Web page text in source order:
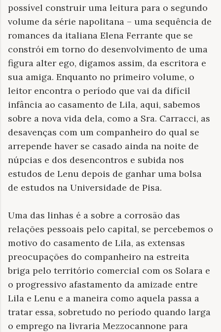
possível construir uma leitura para o segundo
volume da série napolitana – uma sequência de
romances da italiana Elena Ferrante que se
constrói em torno do desenvolvimento de uma
figura alter ego, digamos assim, da escritora e
sua amiga. Enquanto no primeiro volume, o
leitor encontra o período que vai da difícil
infância ao casamento de Lila, aqui, sabemos
sobre a nova vida dela, como a Sra. Carracci, as
desavenças com um companheiro do qual se
arrepende haver se casado ainda na noite de
núpcias e dos desencontros e subida nos
estudos de Lenu depois de ganhar uma bolsa
de estudos na Universidade de Pisa.
Uma das linhas é a sobre a corrosão das
relações pessoais pelo capital, se percebemos o
motivo do casamento de Lila, as extensas
preocupações do companheiro na estreita
briga pelo território comercial com os Solara e
o progressivo afastamento da amizade entre
Lila e Lenu e a maneira como aquela passa a
tratar essa, sobretudo no período quando larga
o emprego na livraria Mezzocannone para